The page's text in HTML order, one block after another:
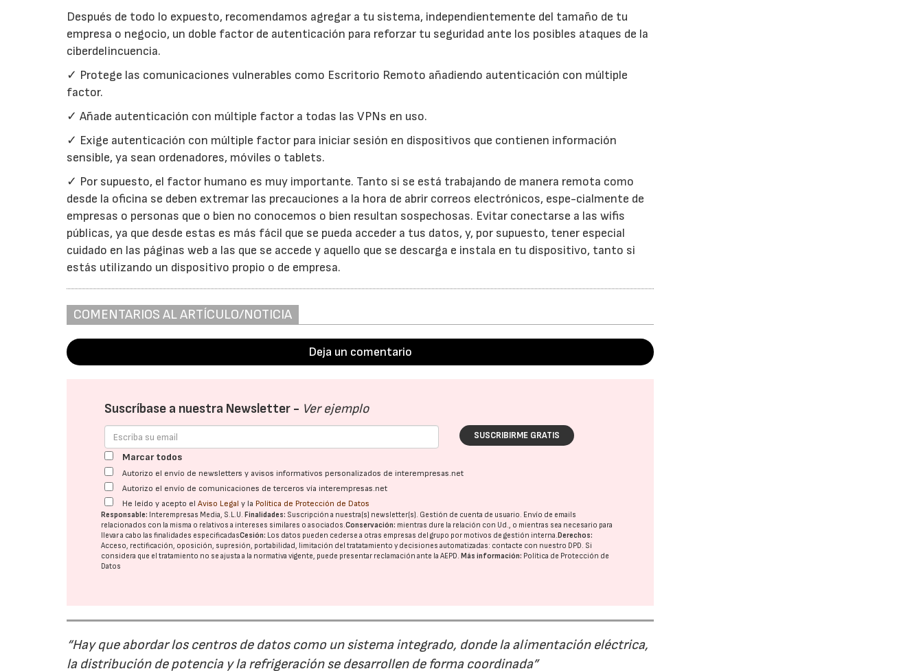
Después de todo lo expuesto, recomendamos agregar a tu sistema, independientemente del tamaño de tu
empresa o negocio, un doble factor de autenticación para reforzar tu seguridad ante los posibles ataques de la
ciberdelincuencia.
✓ Protege las comunicaciones vulnerables como Escritorio Remoto añadiendo autenticación con múltiple
factor.
✓ Añade autenticación con múltiple factor a todas las VPNs en uso.
✓ Exige autenticación con múltiple factor para iniciar sesión en dispositivos que contienen información
sensible, ya sean ordenadores, móviles o tablets.
✓ Por supuesto, el factor humano es muy importante. Tanto si se está trabajando de manera remota como
desde la oficina se deben extremar las precauciones a la hora de abrir correos electrónicos, espe-cialmente de
empresas o personas que o bien no conocemos o bien resultan sospechosas. Evitar conectarse a las wifis
públicas, ya que desde estas es más fácil que se pueda acceder a tus datos, y, por supuesto, tener especial
cuidado en las páginas web a las que se accede y aquello que se descarga e instala en tu dispositivo, tanto si
estás utilizando un dispositivo propio o de empresa.
COMENTARIOS AL ARTÍCULO/NOTICIA
Deja un comentario
Suscríbase a nuestra Newsletter - Ver ejemplo
SUSCRIBIRME GRATIS
Marcar todos
Autorizo el envío de newsletters y avisos informativos personalizados de interempresas.net
Autorizo el envío de comunicaciones de terceros vía interempresas.net
He leído y acepto elAviso Legal y la Política de Protección de Datos
Responsable: Interempresas Media, S.L.U. Finalidades: Suscripción a nuestra(s) newsletter(s). Gestión de cuenta de usuario. Envío de emails
relacionados con la misma o relativos a intereses similares o asociados.Conservación: mientras dure la relación con Ud., o mientras sea necesario para
llevar a cabo las finalidades especificadasCesión: Los datos pueden cederse a otras empresas del grupo por motivos de gestión interna. Derechos:
Acceso, rectificación, oposición, supresión, portabilidad, limitación del tratatamiento y decisiones automatizadas: contacte con nuestro DPD. Si
considera que el tratamiento no se ajusta a la normativa vigente, puede presentar reclamación ante laAEPD. Más información: Política de Protección de
Datos
“Hay que abordar los centros de datos como un sistema integrado, donde la alimentación eléctrica,
la distribución de potencia y la refrigeración se desarrollen de forma coordinada”